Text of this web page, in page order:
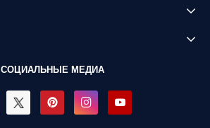
СОЦИАЛЬНЫЕ МЕДИА